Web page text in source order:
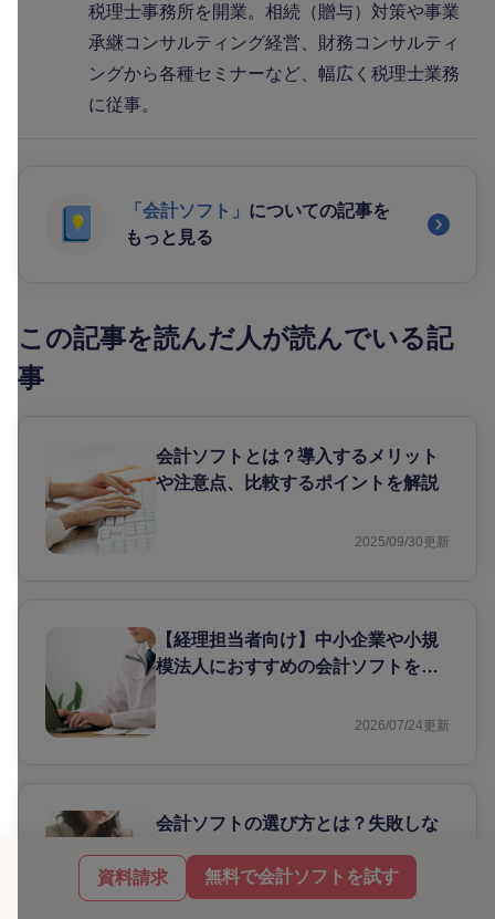
資料請求 無料で会計ソフトを試す
税理士事務所を開業。相続（贈与）対策や事業
承継コンサルティング経営、財務コンサルティ
ングから各種セミナーなど、幅広く税理士業務
に従事。
「会計ソフト」 についての記事を
もっと見る
この記事を読んだ人が読んでいる記
事
会計ソフトとは？導入するメリット
や注意点、比較するポイントを解説
2025/09/30更新
【経理担当者向け】中小企業や小規
模法人におすすめの会計ソフトを解
2026/07/24更新
会計ソフトの選び方とは？失敗しな